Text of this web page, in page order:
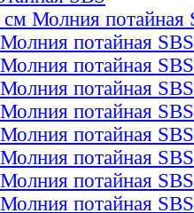
см Молния потайная
потайная SBS
потайная SBS
потайная SBS
потайная SBS
потайная SBS
потайная SBS
потайная SBS
потайная SBS